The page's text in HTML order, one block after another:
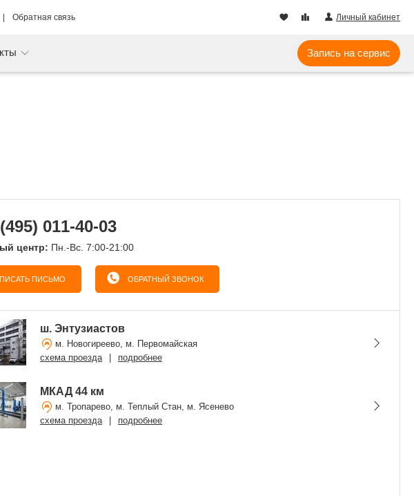
Обратная связь Личный кабинет
Запись на сервис
011-40-03
центр: Пн.-Вс. 7:00-21:00
ПИСЬМО ОБРАТНЫЙ ЗВОНОК
ш. Энтузиастов
м. Новогиреево, м. Первомайская
схема проезда
подробнее
МКАД 44 км
м. Тропарево, м. Теплый Стан, м. Ясенево
схема проезда
подробнее